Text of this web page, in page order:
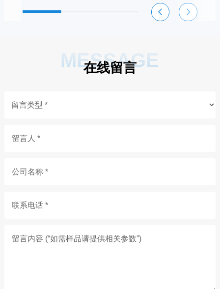
MESSAGE
在线留言
留言人 *
公司名称 *
联系电话 *
留言内容 (“如需样品请提供相关参数”)